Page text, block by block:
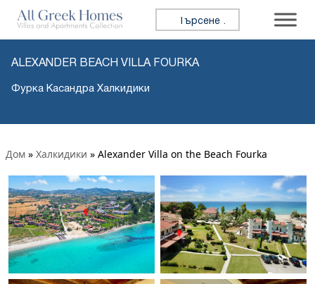
Търсене за:
ALEXANDER BEACH VILLA FOURKA
Фурка Касандра Халкидики
Дом » Халкидики » Alexander Villa on the Beach Fourka